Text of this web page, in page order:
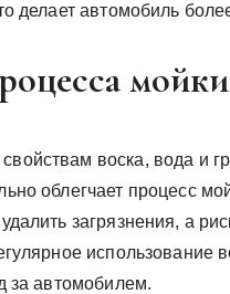
делает автомобиль
мойки
воска, вода и
облегчает процесс
загрязнения, а
использование
за автомобилем.